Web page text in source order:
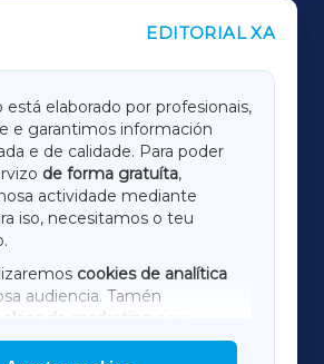
EDITORIAL XA
elaborado por profesionais,
e garantimos información
e de calidade. Para poder
de forma gratuíta,
actividade mediante
iso, necesitamos o teu
cookies de analítica
audiencia. Tamén
de marketing
de terceiros.
LUGOXA
TERRACHAXA
AMARIÑAXA